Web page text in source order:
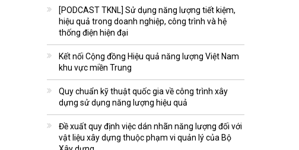
[PODCAST TKNL] Sử dụng năng lượng tiết kiệm,
hiệu quả trong doanh nghiệp, công trình và hệ
thống điện hiện đại
Kết nối Cộng đồng Hiệu quả năng lượng Việt Nam
khu vực miền Trung
Quy chuẩn kỹ thuật quốc gia về công trình xây
dựng sử dụng năng lượng hiệu quả
Đề xuất quy định việc dán nhãn năng lượng đối với
vật liệu xây dựng thuộc phạm vi quản lý của Bộ